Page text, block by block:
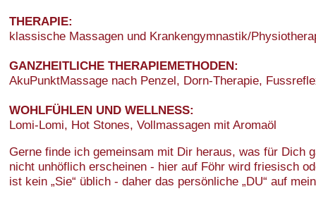
THERAPIE:
klassische Massagen und Krankengymnastik/
GANZHEITLICHE THERAPIEMETHODEN:
AkuPunktMassage nach Penzel, Dorn-Therapie,
WOHLFÜHLEN UND WELLNESS:
Lomi-Lomi, Hot Stones, Vollmassagen mit Aromaöl
Gerne finde ich gemeinsam mit Dir heraus, was für Dich
nicht unhöflich erscheinen - hier auf Föhr wird friesisch
ist kein „Sie“ üblich - daher das persönliche „DU“ auf